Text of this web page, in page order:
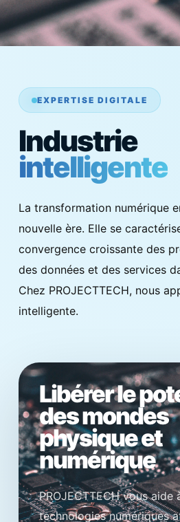
EXPERTISE DIGITALE
Industrie
intelligente
La transformation numérique
nouvelle ère. Elle se
convergence croissante des
des données et des services
Chez PROJECTTECH, nous
intelligente.
Libérer le
des mondes
physique et
numérique
PROJECTTECH vous aide
technologies numériques